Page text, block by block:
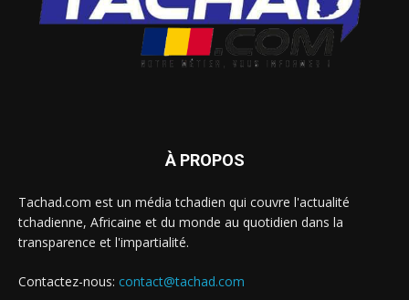
À PROPOS
Tachad.com est un média tchadien qui couvre l'actualité
tchadienne, Africaine et du monde au quotidien dans la
transparence et l'impartialité.
Contactez-nous: contact@tachad.com